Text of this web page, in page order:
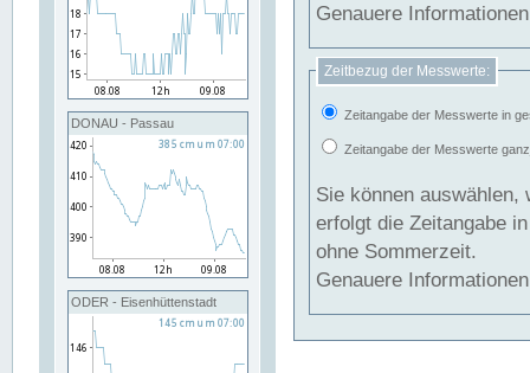
DONAU - Passau
ODER - Eisenhüttenstadt
Genauere
Zeitbezug der Messwerte:
Zeitangabe der Messwerte in
Zeitangabe der Messwerte
Sie können auswählen,
erfolgt die Zeitangabe
ohne Sommerzeit.
Genauere